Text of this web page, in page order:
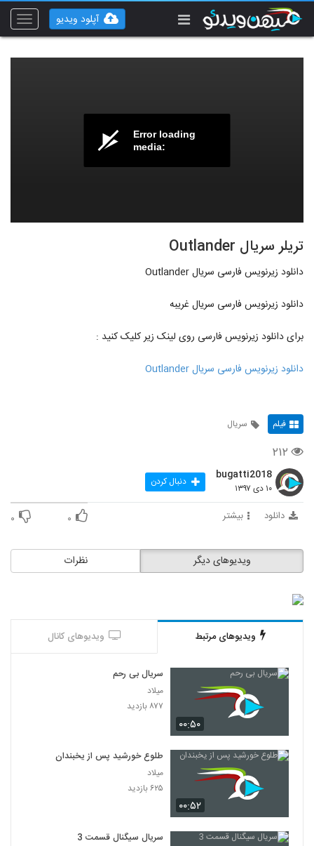
Toggle
آپلود ویدیو
Error loading
media:
تریلر سریال Outlander
دانلود زیرنویس فارسی سریال Outlander
دانلود زیرنویس فارسی سریال غریبه
برای دانلود زیرنویس فارسی روی لینک زیر کلیک کنید :
دانلود زیرنویس فارسی سریال Outlander
فیلم سریال
۲۱۲
bugatti2018
۱۰ دی ۱۳۹۷ دنبال کردن
دانلود بیشتر ۰ ۰
نظرات ویدیوهای دیگر
ویدیوهای مرتبط ویدیوهای کانال
۰۰:۵۰
سریال بی رحم
میلاد
۸۷۷ بازدید
۰۰:۵۲
طلوع خورشید پس از یخبندان
میلاد
۶۲۵ بازدید
سریال سیگنال قسمت 3